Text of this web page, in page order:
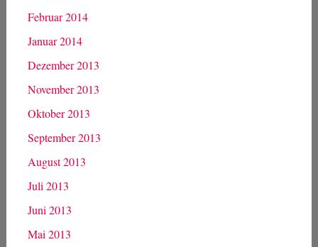
Februar 2014
Januar 2014
Dezember 2013
November 2013
Oktober 2013
September 2013
August 2013
Juli 2013
Juni 2013
Mai 2013